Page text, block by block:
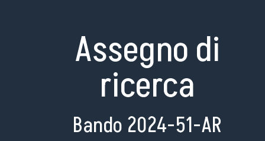
Assegno di
ricerca
Bando 2024-51-AR
Chi siamo
Attività Scientifiche